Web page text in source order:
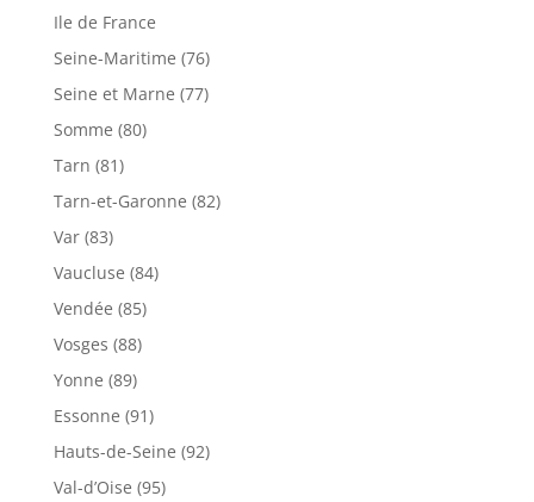
Ile de France
Seine-Maritime (76)
Seine et Marne (77)
Somme (80)
Tarn (81)
Tarn-et-Garonne (82)
Var (83)
Vaucluse (84)
Vendée (85)
Vosges (88)
Yonne (89)
Essonne (91)
Hauts-de-Seine (92)
Val-d’Oise (95)